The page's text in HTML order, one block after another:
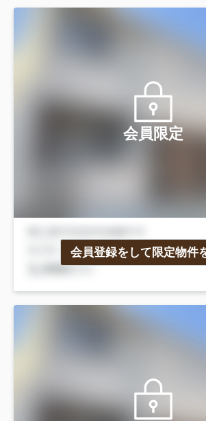
会員限定
会員登録をして限定物件